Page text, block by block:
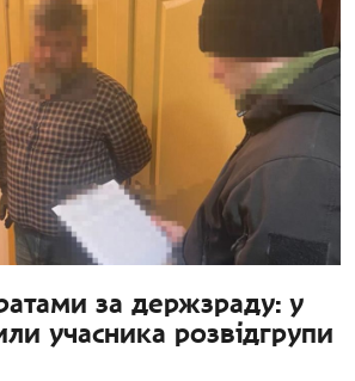
за держзраду: у
учасника розвідгрупи